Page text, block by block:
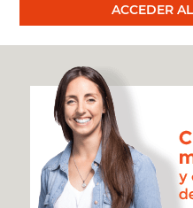
ACCEDER